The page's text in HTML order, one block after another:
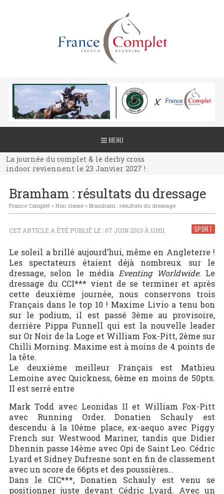
MENU
La journée du complet & le derby cross
indoor reviennent le 23 Janvier 2027 !
La journée du complet & le derby cross
indoor reviennent le 23 Janvier 2027 !
indoor reviennent le 23 Janvier 2027 !
Bramham : résultats du dressage
France Complet» Non classé» Bramham : résultats du dressage
SPORT
CET ARTICLE A ÉTÉ PUBLIÉ LE : 07 JUIN 2013 À 11H11
Le soleil a brillé aujourd’hui, même en Angleterre !
Les spectateurs étaient déjà nombreux sur le
dressage, selon le média Eventing Worldwide. Le
dressage du CCI*** vient de se terminer et après
cette deuxième journée, nous conservons trois
Français dans le top 10 ! Maxime Livio a tenu bon
sur le podium, il est passé 3ème au provisoire,
derrière Pippa Funnell qui est la nouvelle leader
sur Or Noir de la Loge et William Fox-Pitt, 2ème sur
Chilli Morning. Maxime est à moins de 4 points de
la tête.
Le deuxième meilleur Français est Mathieu
Lemoine avec Quickness, 6ème en moins de 50pts.
Il est serré entre
Mark Todd avec Leonidas II et William Fox-Pitt
avec Running Order. Donatien Schauly est
descendu à la 10ème place, ex-aequo avec Piggy
French sur Westwood Mariner, tandis que Didier
Dhennin passe 14ème avec Opi de Saint Leo. Cédric
Lyard et Sidney Dufresne sont en fin de classement
avec un score de 66pts et des poussières…
Dans le CIC***, Donatien Schauly est venu se
positionner juste devant Cédric Lyard. Avec un